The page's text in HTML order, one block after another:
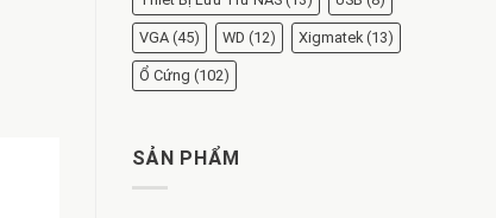
VGA (45) WD (12) Xigmatek (13)
Ổ Cứng (102)
SẢN PHẨM